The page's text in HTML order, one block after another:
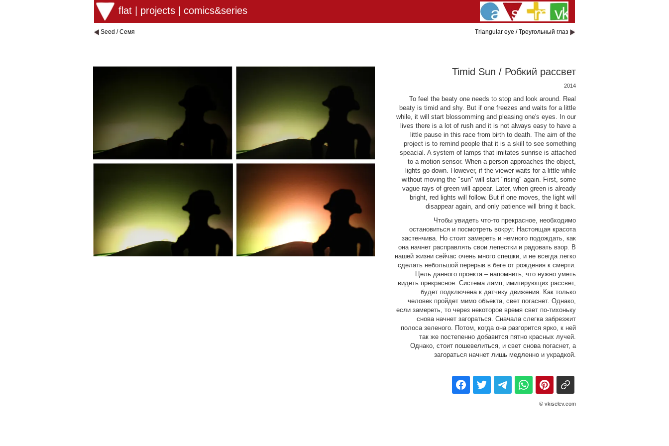
flat projects comics&series
Seed / Семя Triangular eye / Треугольный глаз
Timid Sun / Робкий рассвет
2014
To feel the beaty one needs to stop and look around. Real
beaty is timid and shy. But if one freezes and waits for a little
while, it will start blossomming and pleasing one's eyes. In our
lives there is a lot of rush and it is not always easy to have a
little pause in this race from birth to death. The aim of the
project is to remind people that it is a skill to see something
speacial. A system of lamps that imitates sunrise is attached
to a motion sensor. When a person approaches the object,
lights go down. However, if the viewer waits for a little while
without moving the "sun" will start "rising" again. First, some
vague rays of green will appear. Later, when green is already
bright, red lights will follow. But if one moves, the light will
disappear again, and only patience will bring it back.
Чтобы увидеть что-то прекрасное, необходимо
остановиться и посмотреть вокруг. Настоящая красота
застенчива. Но стоит замереть и немного подождать, как
она начнет расправлять свои лепестки и радовать взор. В
нашей жизни сейчас очень много спешки, и не всегда легко
сделать небольшой перерыв в беге от рождения к смерти.
Цель данного проекта – напомнить, что нужно уметь
видеть прекрасное. Система ламп, имитирующих рассвет,
будет подключена к датчику движения. Как только
человек пройдет мимо объекта, свет погаснет. Однако,
если замереть, то через некоторое время свет по-тихоньку
снова начнет загораться. Сначала слегка забрезжит
полоса зеленого. Потом, когда она разгорится ярко, к ней
так же постепенно добавится пятно красных лучей.
Однако, стоит пошевелиться, и свет снова погаснет, а
загораться начнет лишь медленно и украдкой.
© vkiselev.com